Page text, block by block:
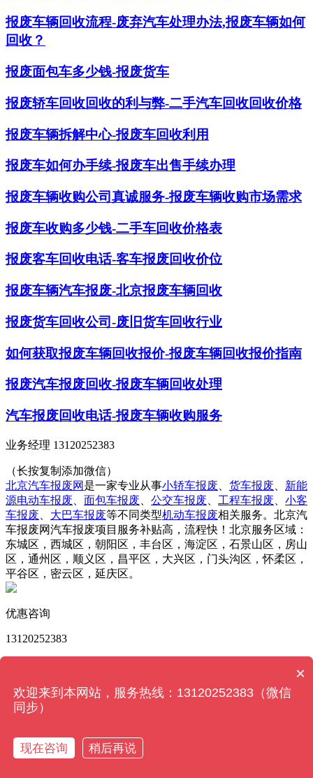
报废车辆回收流程-废弃汽车处理办法,报废车辆如何
回收？
报废面包车多少钱-报废货车
报废轿车回收回收的利与弊-二手汽车回收回收价格
报废车辆拆解中心-报废车回收利用
报废车如何办手续-报废车出售手续办理
报废车辆收购公司真诚服务-报废车辆收购市场需求
报废车收购多少钱-二手车回收价格表
报废客车回收电话-客车报废回收价位
报废车辆汽车报废-北京报废车辆回收
报废货车回收公司-废旧货车回收行业
如何获取报废车辆回收报价-报废车辆回收报价指南
报废汽车报废回收-报废车辆回收处理
汽车报废回收电话-报废车辆收购服务
业务经理 13120252383
（长按复制添加微信）
北京汽车报废网 是一家专业从事小轿车报废 货车报废
新能
源电动车报废
面包车报废 公交车报废 工程车报废
小客
车报废
大巴车报废等不同类型机动车报废相关服务。北京汽
车报废网汽车报废项目服务补贴高，流程快！北京服务区域：
东城区，西城区，朝阳区，丰台区，海淀区，石景山区，房山
区，通州区，顺义区，昌平区，大兴区，门头沟区，怀柔区，
平谷区，密云区，延庆区。
优惠咨询
13120252383
关闭
×
欢迎来到本网站，服务热线：13120252383（微信
同步）
现在咨询 稍后再说